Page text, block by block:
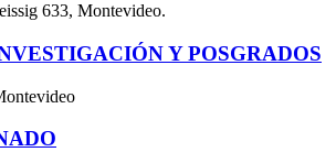
633, Montevideo.
Y POSGRADOS